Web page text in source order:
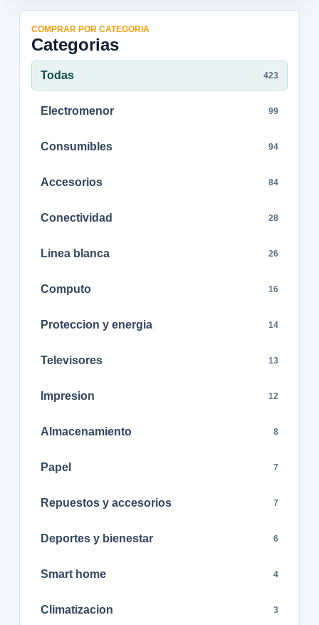
COMPRAR POR CATEGORIA
Categorias
Todas 423
Electromenor 99
Consumibles 94
Accesorios 84
Conectividad 28
Linea blanca 26
Computo 16
Proteccion y energia 14
Televisores 13
Impresion 12
Almacenamiento 8
Papel 7
Repuestos y accesorios 7
Deportes y bienestar 6
Smart home 4
Climatizacion 3